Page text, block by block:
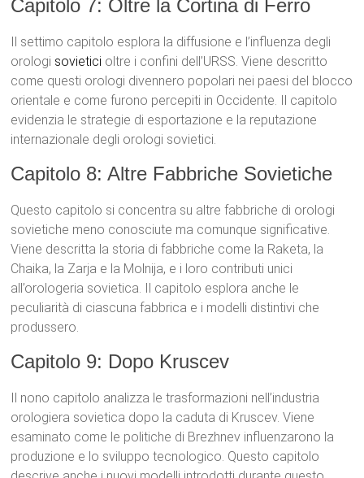
Capitolo 7: Oltre la Cortina di Ferro
Il settimo capitolo esplora la diffusione e l’influenza degli
orologi sovietici oltre i confini dell’URSS. Viene descritto
come questi orologi divennero popolari nei paesi del blocco
orientale e come furono percepiti in Occidente. Il capitolo
evidenzia le strategie di esportazione e la reputazione
internazionale degli orologi sovietici.
Capitolo 8: Altre Fabbriche Sovietiche
Questo capitolo si concentra su altre fabbriche di orologi
sovietiche meno conosciute ma comunque significative.
Viene descritta la storia di fabbriche come la Raketa, la
Chaika, la Zarja e la Molnija, e i loro contributi unici
all’orologeria sovietica. Il capitolo esplora anche le
peculiarità di ciascuna fabbrica e i modelli distintivi che
produssero.
Capitolo 9: Dopo Kruscev
Il nono capitolo analizza le trasformazioni nell’industria
orologiera sovietica dopo la caduta di Kruscev. Viene
esaminato come le politiche di Brezhnev influenzarono la
produzione e lo sviluppo tecnologico. Questo capitolo